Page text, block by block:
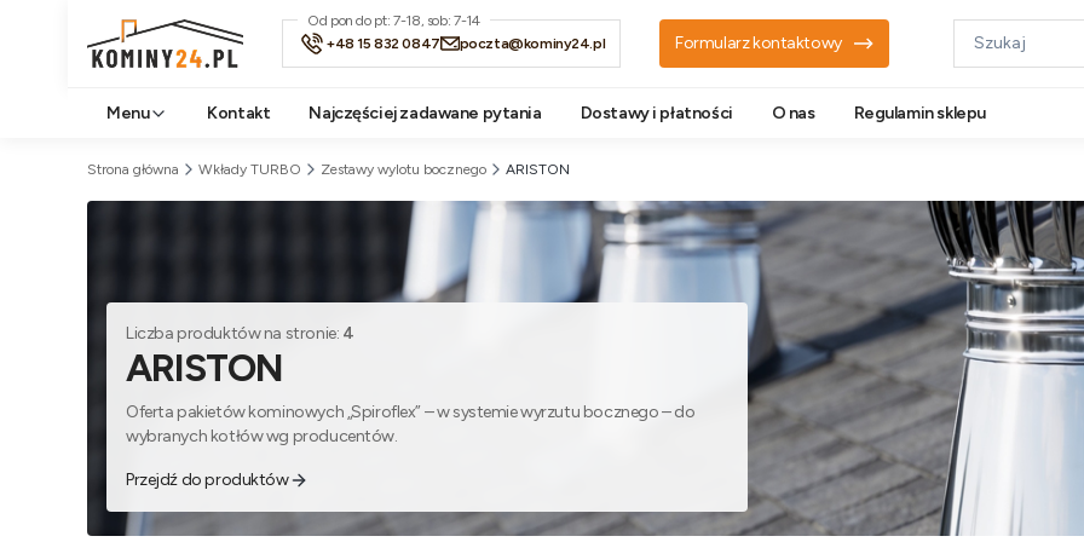
Od pon do pt: 7-18, sob: 7-14
+48 15 832 0847
poczta@kominy24.pl Formularz kontaktowy
Menu Kontakt Najczęściej zadawane pytania Dostawy i płatności O nas Regulamin sklepu
Strona główna Wkłady TURBO Zestawy wylotu bocznego ARISTON
Liczba produktów na stronie: 4
ARISTON
Oferta pakietów kominowych „Spiroflex” – w systemie wyrzutu bocznego – do
wybranych kotłów wg producentów.
Przejdź do produktów